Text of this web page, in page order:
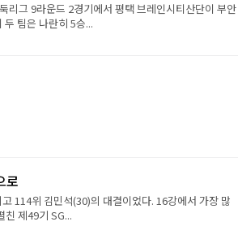
리그 9라운드 2경기에서 평택 브레인시티산단이 부안
팀은 나란히 5승...
로
114위 김민석(30)의 대결이었다. 16강에서 가장 많
친 제49기 SG...